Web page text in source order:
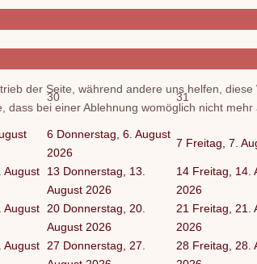
30 31
6 Donnerstag, 6. August
2026
7 Freitag, 7.
August
13 Donnerstag, 13.
August 2026
14 Freitag, 14.
2026
August
20 Donnerstag, 20.
August 2026
21 Freitag, 21.
2026
August
27 Donnerstag, 27.
28 Freitag, 28.
der Seite, während andere uns helfen,
bei einer Ablehnung womöglich nicht